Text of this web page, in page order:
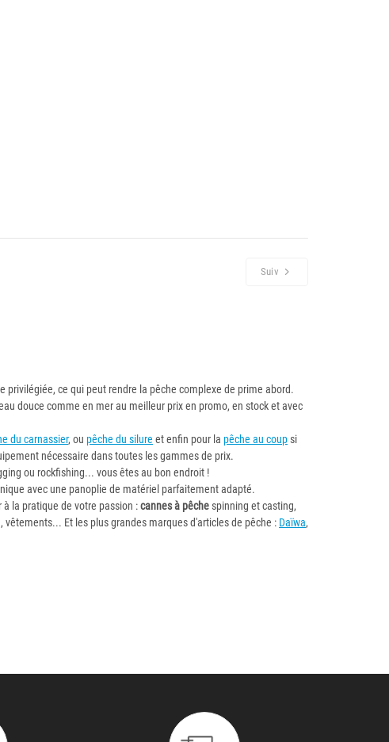
Suiv
privilégiée, ce qui peut rendre la pêche complexe de prime abord.
douce comme en mer au meilleur prix en promo, en stock et avec
du carnassier, ou pêche du silure et enfin pour la pêche au coup si
nécessaire dans toutes les gammes de prix.
ou rockfishing... vous êtes au bon endroit !
avec une panoplie de matériel parfaitement adapté.
la pratique de votre passion :cannes à pêche spinning et casting,
Et les plus grandes marques d'articles de pêche : Daïwa,